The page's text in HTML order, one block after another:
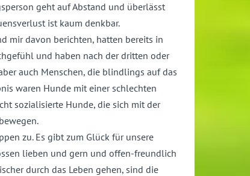
geht auf Abstand und überlässt
ist kaum denkbar.
mir davon berichten, hatten bereits in
und haben nach der dritten oder
auch Menschen, die blindlings auf das
waren Hunde mit einer schlechten
sozialisierte Hunde, die sich mit der
zu. Es gibt zum Glück für unsere
lieben und gern und offen-freundlich
durch das Leben gehen, sind die